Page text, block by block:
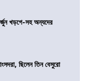
খড়গে-সহ অন্যদের
ছিলেন তিন বেসুরো